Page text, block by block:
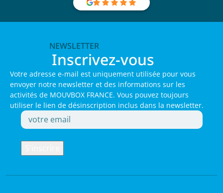
NEWSLETTER
Inscrivez-vous
Votre adresse e-mail est uniquement utilisée pour vous
envoyer notre newsletter et des informations sur les
activités de MOUVBOX FRANCE. Vous pouvez toujours
utiliser le lien de désinscription inclus dans la newsletter.